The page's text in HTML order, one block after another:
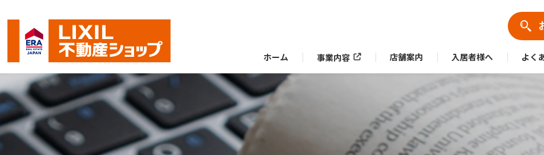
ホーム 事業内容 店舗案内 入居者様へ よく